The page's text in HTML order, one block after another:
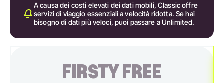
A causa dei costi elevati dei dati mobili, Classic offre
servizi di viaggio essenziali a velocità ridotta. Se hai
bisogno di dati più veloci, puoi passare a Unlimited.
FIRSTY FREE